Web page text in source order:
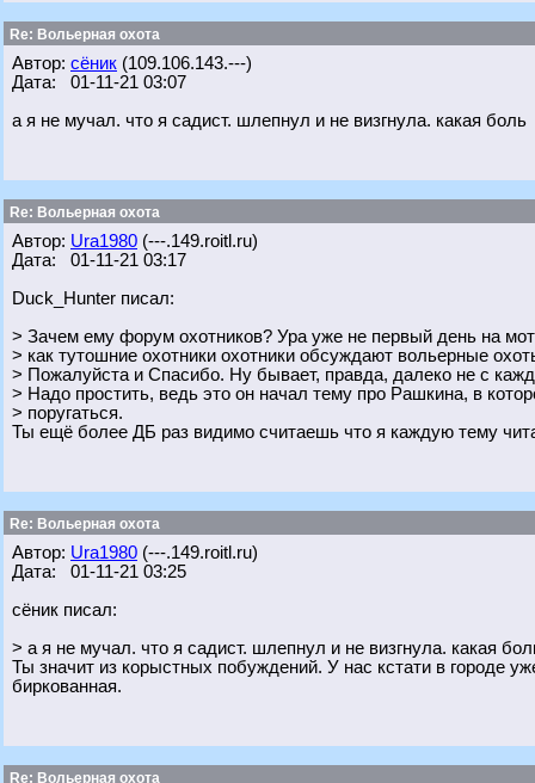
Re: Вольерная охота
Автор: сёник (109.106.143.---)
Дата: 01-11-21 03:07
а я не мучал. что я садист. шлепнул и не визгнула. какая боль
Re: Вольерная охота
Автор: Ura1980 (---.149.roitl.ru)
Дата: 01-11-21 03:17
Duck_Hunter писал:
> Зачем ему форум охотников? Ура уже не первый день на
> как тутошние охотники охотники обсуждают вольерные
> Пожалуйста и Спасибо. Ну бывает, правда, далеко не с
> Надо простить, ведь это он начал тему про Рашкина, в
> поругаться.
Ты ещё более ДБ раз видимо считаешь что я каждую тему
Re: Вольерная охота
Автор: Ura1980 (---.149.roitl.ru)
Дата: 01-11-21 03:25
сёник писал:
> а я не мучал. что я садист. шлепнул и не визгнула. какая
Ты значит из корыстных побуждений. У нас кстати в городе
биркованная.
Re: Вольерная охота